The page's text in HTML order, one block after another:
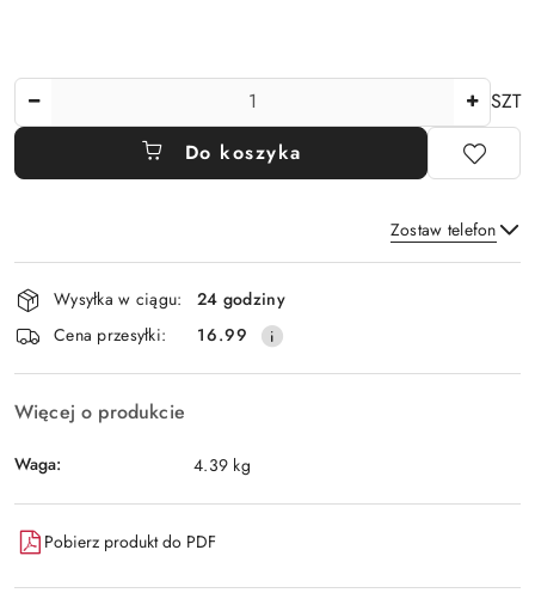
SZT
Do koszyka
Zostaw telefon
Wyślij
Dostępność
i
dostawa
Wysyłka w ciągu:
24 godziny
Cena przesyłki:
16.99
Więcej o produkcie
Waga: 4.39 kg
Pobierz produkt do PDF